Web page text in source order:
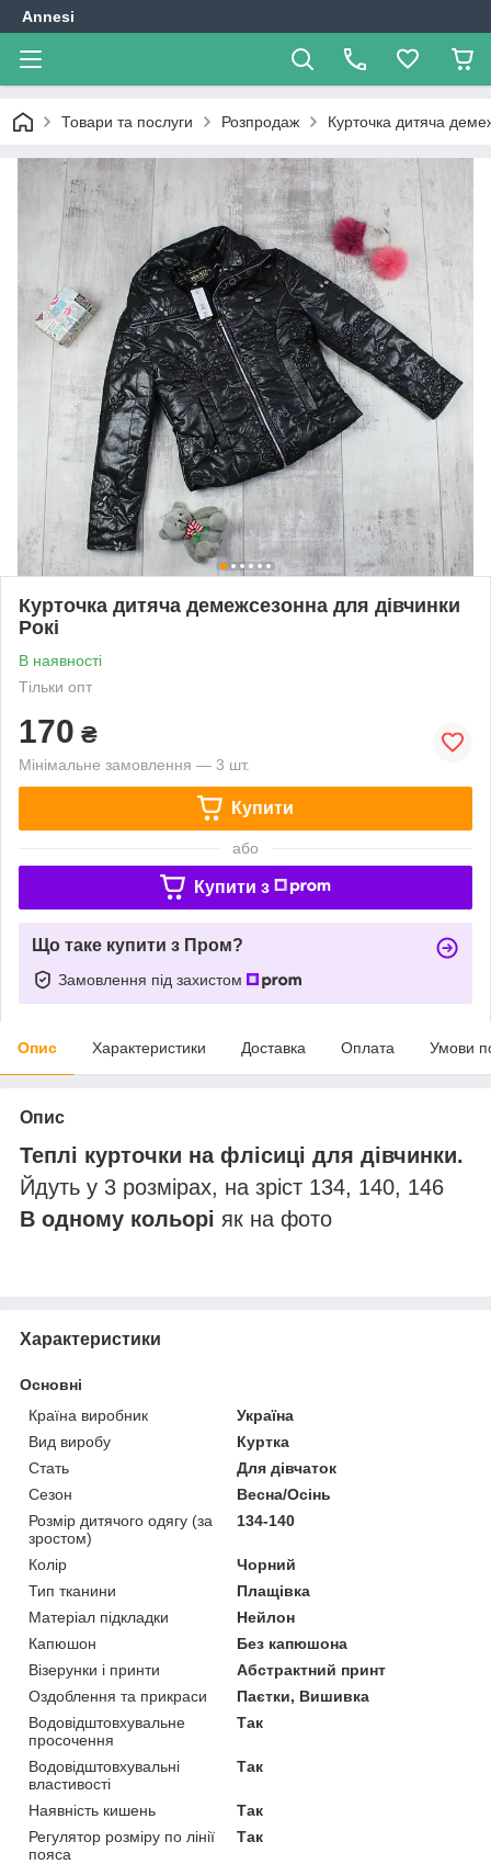
Annesi
Товари та послуги Розпродаж Курточка дитяча
Курточка дитяча демежсезонна для дівчинки
Рокі
В наявності
Тільки опт
170 ₴
Мінімальне замовлення — 3 шт.
Купити
або
Купити з
Що таке купити з Пром?
Замовлення під захистом
Опис Характеристики Доставка Оплата Умови
Опис
Теплі курточки на флісиці для дівчинки.
Йдуть у 3 розмірах, на зріст 134, 140, 146
В одному кольорі як на фото
Характеристики
Основні
Країна виробник
Україна
Вид виробу
Куртка
Стать
Для дівчаток
Сезон
Весна/Осінь
Розмір дитячого одягу (за
зростом)
134-140
Колір
Чорний
Тип тканини
Плащівка
Матеріал підкладки
Нейлон
Капюшон
Без капюшона
Візерунки і принти
Абстрактний принт
Оздоблення та прикраси
Паєтки, Вишивка
Водовідштовхувальне
просочення
Так
Водовідштовхувальні
властивості
Так
Наявність кишень
Так
Регулятор розміру по лінії
пояса
Так